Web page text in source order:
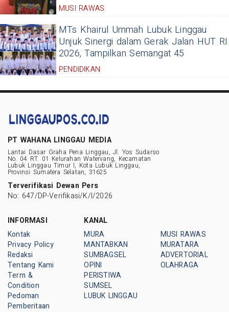
MUSI RAWAS
MTs Khairul Ummah Lubuk Linggau
Unjuk Sinergi dalam Gerak Jalan HUT RI
2026, Tampilkan Semangat 45
PENDIDIKAN
PT WAHANA LINGGAU MEDIA
Lantai Dasar Graha Pena Linggau, Jl. Yos Sudarso
No. 04 RT. 01 Kelurahan Watervang, Kecamatan
Lubuk Linggau Timur I, Kota Lubuk Linggau,
Provinsi Sumatera Selatan, 31625
Terverifikasi Dewan Pers
No: 647/DP-Verifikasi/K/I/2026
INFORMASI
Kontak
Privacy Policy
Redaksi
Tentang Kami
Term &
Condition
Pedoman
Pemberitaan
KANAL
MURA
MANTABKAN
SUMBAGSEL
OPINI
PERISTIWA
SUMSEL
LUBUK LINGGAU
MUSI RAWAS
MURATARA
ADVERTORIAL
OLAHRAGA